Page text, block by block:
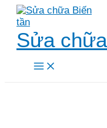
Skip
content
Sửa
Main